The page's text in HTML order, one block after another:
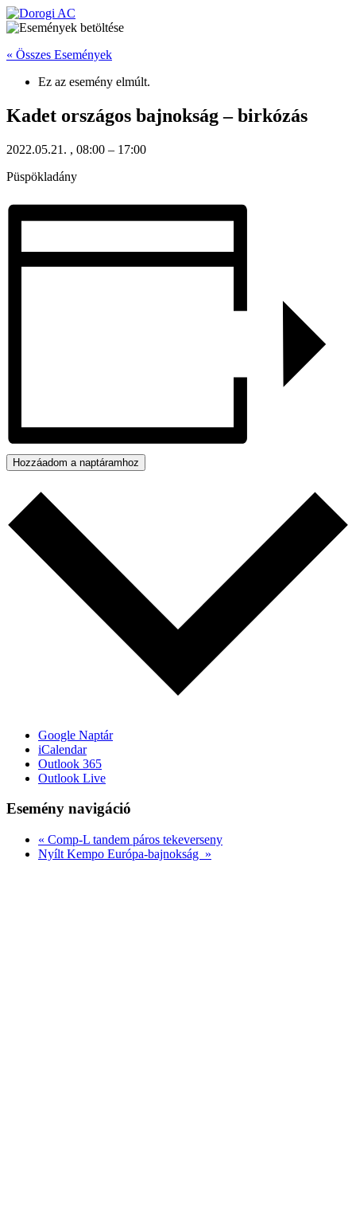
Ugrás
a
« Összes Események
Ez az esemény elmúlt.
Kadet országos bajnokság – birkózás
2022.05.21. , 08:00 – 17:00
Püspökladány
Hozzáadom a naptáramhoz
Google Naptár
iCalendar
Outlook 365
Outlook Live
Esemény navigáció
« Comp-L tandem páros tekeverseny
Nyílt Kempo Európa-bajnokság »